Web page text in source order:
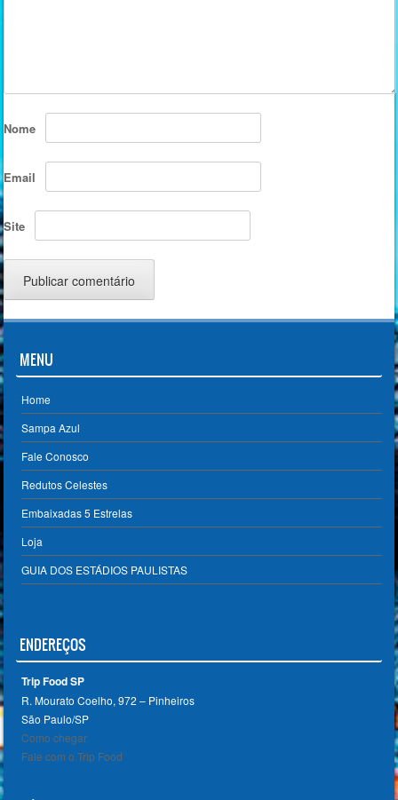
Nome
Email
Site
MENU
Home
Sampa Azul
Fale Conosco
Redutos Celestes
Embaixadas 5 Estrelas
Loja
GUIA DOS ESTÁDIOS PAULISTAS
ENDEREÇOS
Trip Food SP
R. Mourato Coelho, 972 – Pinheiros
São Paulo/SP ‎
Como chegar
Fale com o Trip Food